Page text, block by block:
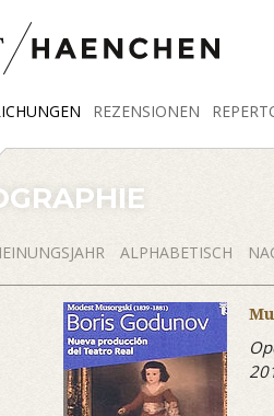
REZENSIONEN
ALPHABETISCH